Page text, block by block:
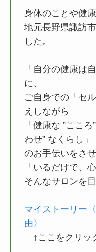
身体のことや健
地元長野県諏訪
した。
「自分の健康は
に、
ご自身での「セ
えしながら
「健康な ”ここ
わせ” なくらし」
のお手伝いをさ
「いるだけで、
そんなサロンを
マイストーリー
由〉
↑ここをクリッ